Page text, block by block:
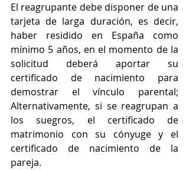
El reagrupante debe disponer de una
tarjeta de larga duración, es decir,
haber residido en España como
mínimo 5 años, en el momento de la
solicitud deberá aportar su
certificado de nacimiento para
demostrar el vínculo parental;
Alternativamente, si se reagrupan a
los suegros, el certificado de
matrimonio con su cónyuge y el
certificado de nacimiento de la
pareja.